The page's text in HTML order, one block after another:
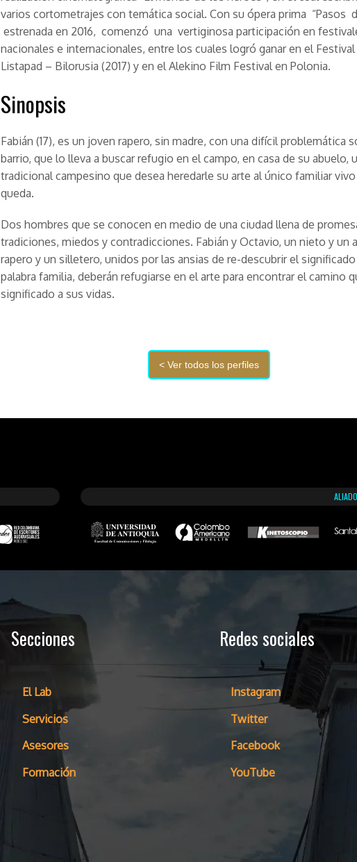
varios cortometrajes con temática social. Con su ópera prima “Pasos
estrenada en 2016, comenzó una vertiginosa participación en
nacionales e internacionales, entre los cuales logró ganar en el Festival
Listapad – Bilorusia (2017) y en el Alekino Film Festival en Polonia.
Sinopsis
Fabián (17), es un joven rapero, sin madre, con una difícil problemática
barrio, que lo lleva a buscar refugio en el campo, en casa de su abuelo,
tradicional campesino que desea heredarle su arte al único familiar
queda.
Dos hombres que se conocen en medio de una ciudad llena de
tradiciones, miedos y contradicciones. Fabián y Octavio, un nieto y un
rapero y un silletero, unidos por las ansias de re-descubrir el significado
palabra familia, deberán refugiarse en el arte para encontrar el camino
significado a sus vidas.
Secciones
El Lab
Servicios
Asesores
Formación
Redes sociales
Instagram
Twitter
Facebook
YouTube